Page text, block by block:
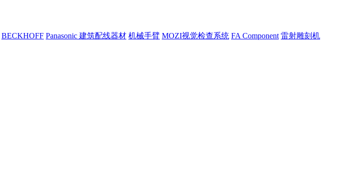
BECKHOFF Panasonic 建筑配线器材 机械手臂 MOZI视觉检查系统 FA Component 雷射雕刻机